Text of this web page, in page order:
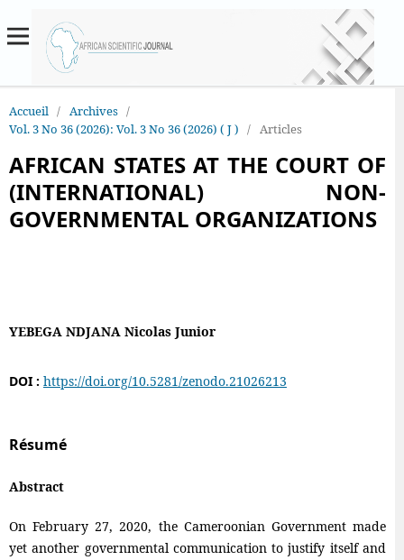
Accueil / Archives /
Vol. 3 No 36 (2026): Vol. 3 No 36 (2026) ( J ) / Articles
AFRICAN STATES AT THE COURT OF
(INTERNATIONAL) NON-
GOVERNMENTAL ORGANIZATIONS
YEBEGA NDJANA Nicolas Junior
DOI : https://doi.org/10.5281/zenodo.21026213
Résumé
Abstract
On February 27, 2020, the Cameroonian Government made
yet another governmental communication to justify itself and